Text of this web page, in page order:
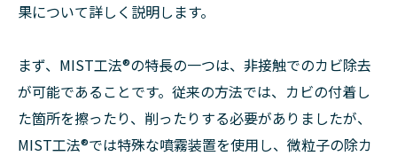
果について詳しく説明します。
まず、MIST工法®︎の特長の一つは、非接触でのカビ除去
が可能であることです。従来の方法では、カビの付着し
た箇所を擦ったり、削ったりする必要がありましたが、
MIST工法®︎では特殊な噴霧装置を使用し、微粒子の除カ